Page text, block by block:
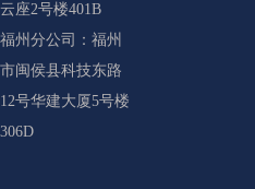
云座2号楼401B
福州分公司：福州
市闽侯县科技东路
12号华建大厦5号楼
306D